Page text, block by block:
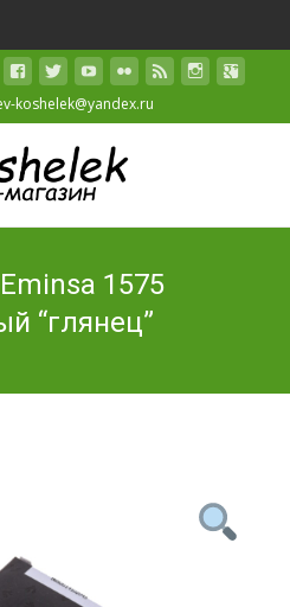
koshelek@yandex.ru
1575
“глянец”